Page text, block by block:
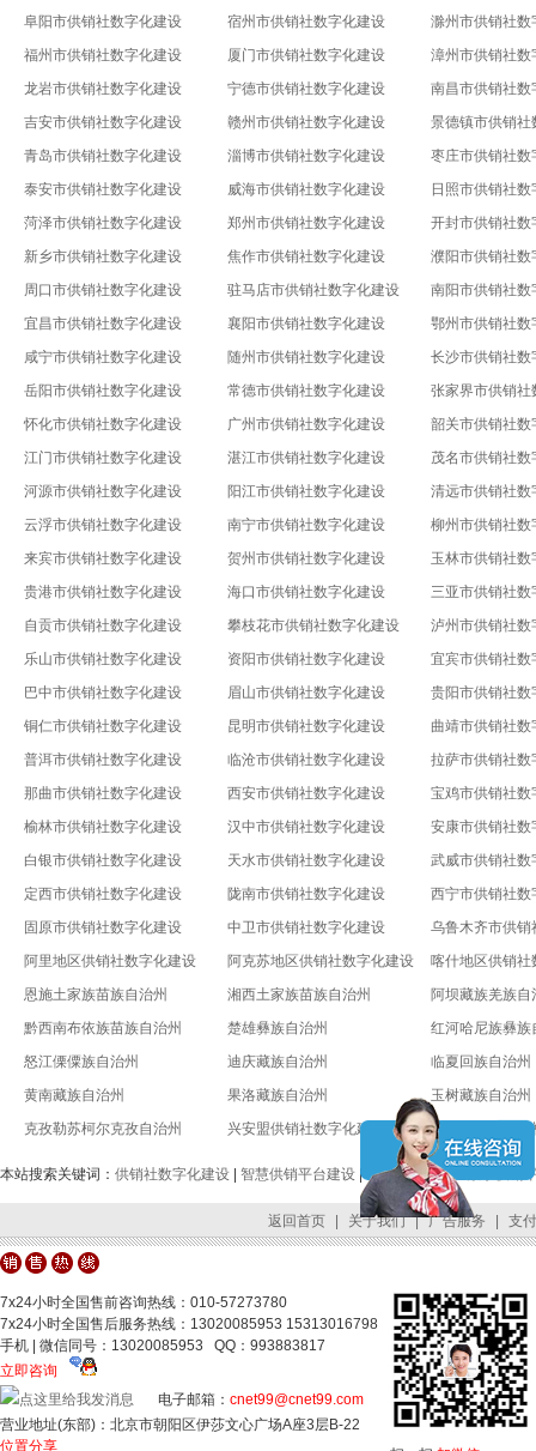
阜阳市供销社数字化建设
宿州市供销社数字化建设
滁州市供销社数
福州市供销社数字化建设
厦门市供销社数字化建设
漳州市供销社数
龙岩市供销社数字化建设
宁德市供销社数字化建设
南昌市供销社数
吉安市供销社数字化建设
赣州市供销社数字化建设
景德镇市供销社
青岛市供销社数字化建设
淄博市供销社数字化建设
枣庄市供销社数
泰安市供销社数字化建设
威海市供销社数字化建设
日照市供销社数
菏泽市供销社数字化建设
郑州市供销社数字化建设
开封市供销社数
新乡市供销社数字化建设
焦作市供销社数字化建设
濮阳市供销社数
周口市供销社数字化建设
驻马店市供销社数字化建设
南阳市供销社数
宜昌市供销社数字化建设
襄阳市供销社数字化建设
鄂州市供销社数
咸宁市供销社数字化建设
随州市供销社数字化建设
长沙市供销社数
岳阳市供销社数字化建设
常德市供销社数字化建设
张家界市供销社
怀化市供销社数字化建设
广州市供销社数字化建设
韶关市供销社数
江门市供销社数字化建设
湛江市供销社数字化建设
茂名市供销社数
河源市供销社数字化建设
阳江市供销社数字化建设
清远市供销社数
云浮市供销社数字化建设
南宁市供销社数字化建设
柳州市供销社数
来宾市供销社数字化建设
贺州市供销社数字化建设
玉林市供销社数
贵港市供销社数字化建设
海口市供销社数字化建设
三亚市供销社数
自贡市供销社数字化建设
攀枝花市供销社数字化建设
泸州市供销社数
乐山市供销社数字化建设
资阳市供销社数字化建设
宜宾市供销社数
巴中市供销社数字化建设
眉山市供销社数字化建设
贵阳市供销社数
铜仁市供销社数字化建设
昆明市供销社数字化建设
曲靖市供销社数
普洱市供销社数字化建设
临沧市供销社数字化建设
拉萨市供销社数
那曲市供销社数字化建设
西安市供销社数字化建设
宝鸡市供销社数
榆林市供销社数字化建设
汉中市供销社数字化建设
安康市供销社数
白银市供销社数字化建设
天水市供销社数字化建设
武威市供销社数
定西市供销社数字化建设
陇南市供销社数字化建设
西宁市供销社数
固原市供销社数字化建设
中卫市供销社数字化建设
乌鲁木齐市供销
阿里地区供销社数字化建设
阿克苏地区供销社数字化建设
喀什地区供销社
恩施土家族苗族自治州
湘西土家族苗族自治州
阿坝藏族羌族自
黔西南布依族苗族自治州
楚雄彝族自治州
红河哈尼族彝族
怒江傈僳族自治州
迪庆藏族自治州
临夏回族自治州
黄南藏族自治州
果洛藏族自治州
玉树藏族自治州
克孜勒苏柯尔克孜自治州
兴安盟供销社数字化建设 锡林郭勒盟供销
本站搜索关键词： 供销社数字化建设 | 智慧供销平台建设 | 全国供销合作社数字供销
返回首页 | 关于我们 | 广告服务 | 支
7x24小时全国售前咨询热线：010-57273780
7x24小时全国售后服务热线：13020085953 15313016798
手机 | 微信同号：13020085953 QQ：993883817
立即咨询
电子邮箱： cnet99@cnet99.com
营业地址(东部)：北京市朝阳区伊莎文心广场A座3层B-22
位置分享